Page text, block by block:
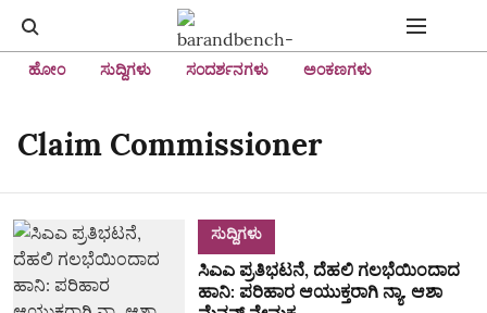
ಹೋಂ ಸುದ್ದಿಗಳು ಸಂದರ್ಶನಗಳು ಅಂಕಣಗಳು
Claim Commissioner
ಸುದ್ದಿಗಳು
ಸಿಎಎ ಪ್ರತಿಭಟನೆ, ದೆಹಲಿ ಗಲಭೆಯಿಂದಾದ
ಹಾನಿ: ಪರಿಹಾರ ಆಯುಕ್ತರಾಗಿ ನ್ಯಾ. ಆಶಾ